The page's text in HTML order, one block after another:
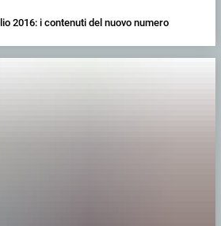
2016: i contenuti del nuovo numero